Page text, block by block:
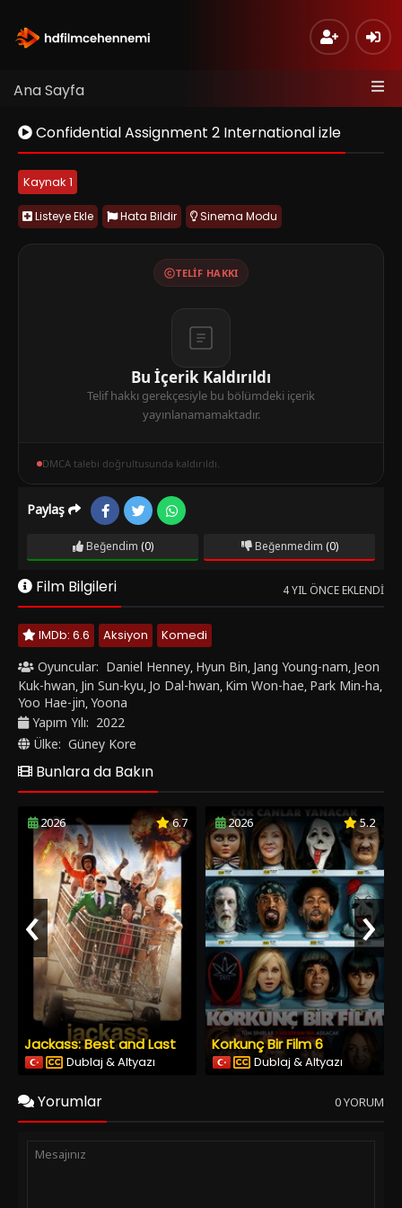
Ana Sayfa
Confidential Assignment 2 International izle
Kaynak 1
Listeye Ekle Hata Bildir Sinema Modu
TELIF HAKKI
Bu İçerik Kaldırıldı
Telif hakkı gerekçesiyle bu bölümdeki içerik
yayınlanamamaktadır.
DMCA talebi doğrultusunda kaldırıldı.
Paylaş
Beğendim (0) Beğenmedim (0)
Film Bilgileri 4 YIL ÖNCE EKLENDI
IMDb: 6.6 Aksiyon
Komedi
Oyuncular: Daniel Henney, Hyun Bin, Jang Young-nam, Jeon
Kuk-hwan, Jin Sun-kyu, Jo Dal-hwan, Kim Won-hae, Park Min-ha,
Yoo Hae-jin,Yoona
Yapım Yılı: 2022
Ülke: Güney Kore
Bunlara da Bakın
2026 6.7
Jackass: Best and Last
Dublaj & Altyazı
2026 5.2
Korkunç Bir Film 6
Dublaj & Altyazı
‹ ›
Yorumlar 0 YORUM